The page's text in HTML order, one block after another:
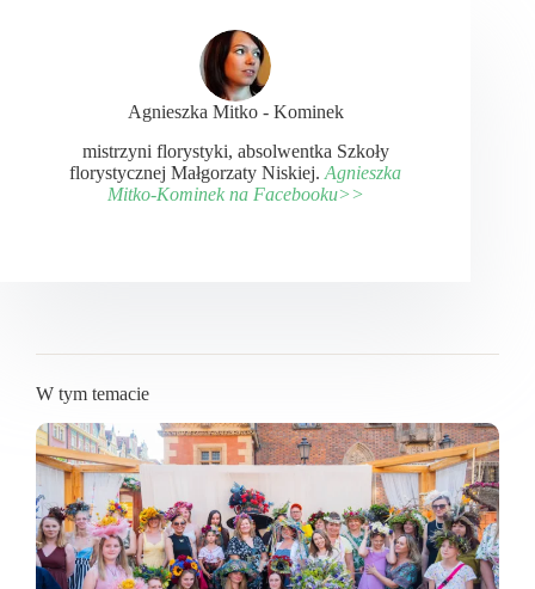
Agnieszka Mitko - Kominek
mistrzyni florystyki, absolwentka Szkoły
florystycznej Małgorzaty Niskiej.Agnieszka
Mitko-Kominek na Facebooku>>
W tym temacie